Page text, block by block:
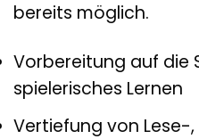
bereits möglich.
Vorbereitung auf die
spielerisches Lernen
Vertiefung von Lese-